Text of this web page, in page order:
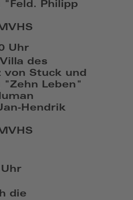
Philipp
Uhr
des
von Stuck und
Leben"
Hendrik
die